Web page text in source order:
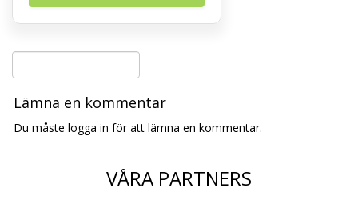
Lämna en kommentar
Du måste logga in för att lämna en kommentar.
VÅRA PARTNERS